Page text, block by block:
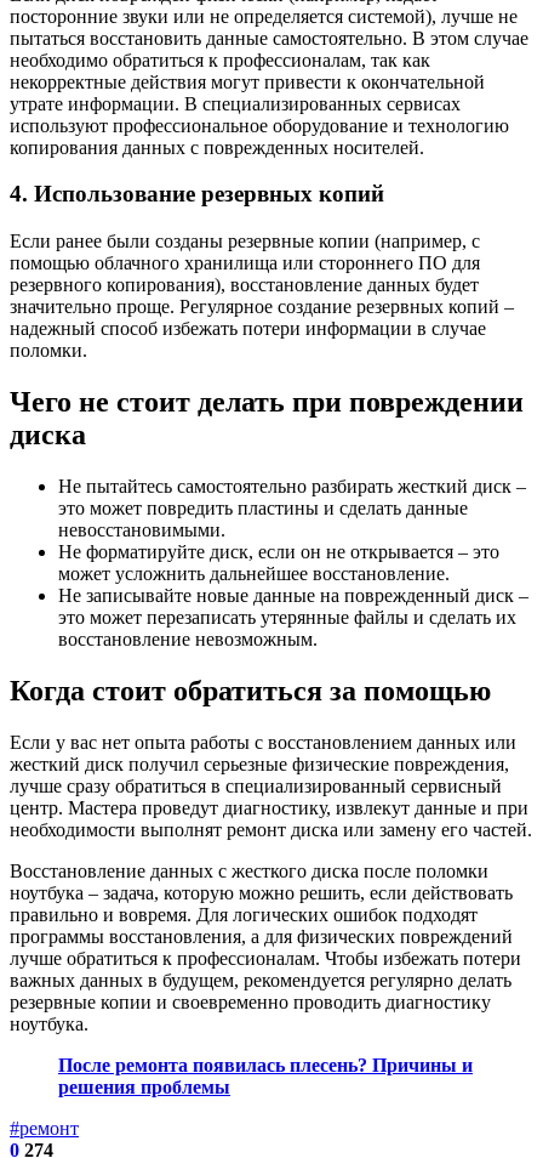
посторонние звуки или не определяется системой), лучше не
пытаться восстановить данные самостоятельно. В этом случае
необходимо обратиться к профессионалам, так как
некорректные действия могут привести к окончательной
утрате информации. В специализированных сервисах
используют профессиональное оборудование и технологию
копирования данных с поврежденных носителей.
4. Использование резервных копий
Если ранее были созданы резервные копии (например, с
помощью облачного хранилища или стороннего ПО для
резервного копирования), восстановление данных будет
значительно проще. Регулярное создание резервных копий –
надежный способ избежать потери информации в случае
поломки.
Чего не стоит делать при повреждении
диска
Не пытайтесь самостоятельно разбирать жесткий диск –
это может повредить пластины и сделать данные
невосстановимыми.
Не форматируйте диск, если он не открывается – это
может усложнить дальнейшее восстановление.
Не записывайте новые данные на поврежденный диск –
это может перезаписать утерянные файлы и сделать их
восстановление невозможным.
Когда стоит обратиться за помощью
Если у вас нет опыта работы с восстановлением данных или
жесткий диск получил серьезные физические повреждения,
лучше сразу обратиться в специализированный сервисный
центр. Мастера проведут диагностику, извлекут данные и при
необходимости выполнят ремонт диска или замену его частей.
Восстановление данных с жесткого диска после поломки
ноутбука – задача, которую можно решить, если действовать
правильно и вовремя. Для логических ошибок подходят
программы восстановления, а для физических повреждений
лучше обратиться к профессионалам. Чтобы избежать потери
важных данных в будущем, рекомендуется регулярно делать
резервные копии и своевременно проводить диагностику
ноутбука.
После ремонта появилась плесень? Причины и
решения проблемы
#ремонт
0 274